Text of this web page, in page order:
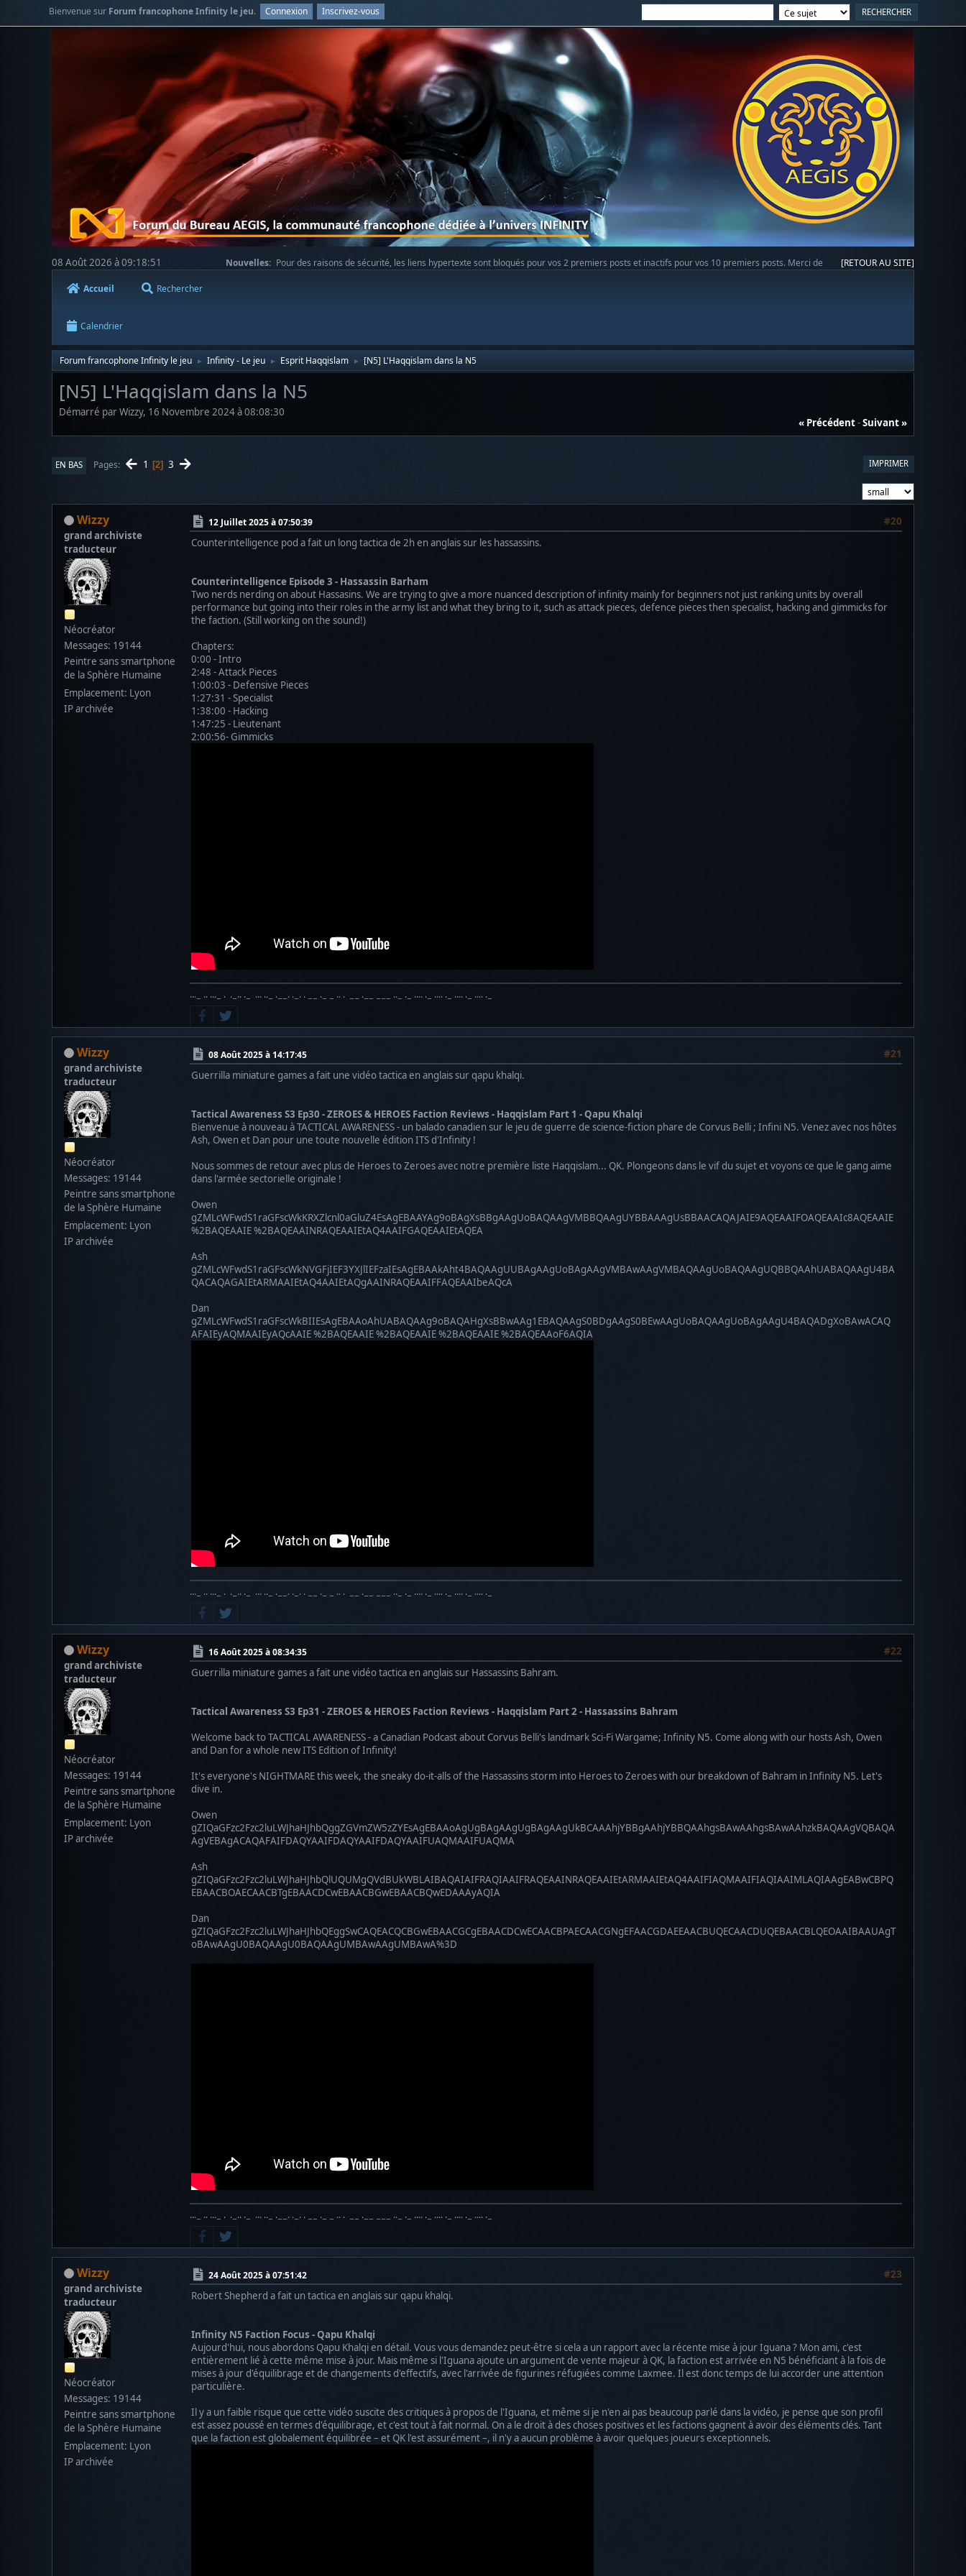
Bienvenue sur Forum francophone Infinity le jeu. Connexion Inscrivez-vous
[RETOUR AU SITE]
08 Août 2026 à 09:18:51 Nouvelles: Pour des raisons de sécurité, les liens hypertexte sont bloqués pour vos 2 premiers posts et inactifs pour vos 10 premiers posts. Merci de
Accueil
Rechercher
Calendrier
Forum francophone Infinity le jeu ► Infinity - Le jeu ► Esprit Haqqislam ► [N5] L'Haqqislam dans la N5
[N5] L'Haqqislam dans la N5
Démarré par Wizzy, 16 Novembre 2024 à 08:08:30
« Précédent-Suivant »
IMPRIMER
EN BAS Pages 1 2 3
Wizzy
grand archiviste
traducteur
Néocréator
Messages: 19144
Peintre sans smartphone
de la Sphère Humaine
Emplacement: Lyon
IP archivée
12 Juillet 2025 à 07:50:39
#20
Counterintelligence pod a fait un long tactica de 2h en anglais sur les hassassins.
Counterintelligence Episode 3 - Hassassin Barham
Two nerds nerding on about Hassasins. We are trying to give a more nuanced description of infinity mainly for beginners not just ranking units by overall
performance but going into their roles in the army list and what they bring to it, such as attack pieces, defence pieces then specialist, hacking and gimmicks for
the faction. (Still working on the sound!)
Chapters:
0:00 - Intro
2:48 - Attack Pieces
1:00:03 - Defensive Pieces
1:27:31 - Specialist
1:38:00 - Hacking
1:47:25 - Lieutenant
2:00:56- Gimmicks
···− ·· ···− · ·−·· ·− ··· ··− ·−−· ·−· · −− ·− − ·· · −− ·−− −−− ··− ·− ···· ·− ···· ·− ···· ·− ···· ·−
Wizzy
grand archiviste
traducteur
Néocréator
Messages: 19144
Peintre sans smartphone
de la Sphère Humaine
Emplacement: Lyon
IP archivée
08 Août 2025 à 14:17:45
#21
Guerrilla miniature games a fait une vidéo tactica en anglais sur qapu khalqi.
Tactical Awareness S3 Ep30 - ZEROES & HEROES Faction Reviews - Haqqislam Part 1 - Qapu Khalqi
Bienvenue à nouveau à TACTICAL AWARENESS - un balado canadien sur le jeu de guerre de science-fiction phare de Corvus Belli ; Infini N5. Venez avec nos hôtes
Ash, Owen et Dan pour une toute nouvelle édition ITS d'Infinity !
Nous sommes de retour avec plus de Heroes to Zeroes avec notre première liste Haqqislam... QK. Plongeons dans le vif du sujet et voyons ce que le gang aime
dans l'armée sectorielle originale !
Owen
gZMLcWFwdS1raGFscWkKRXZlcnl0aGluZ4EsAgEBAAYAg9oBAgXsBBgAAgUoBAQAAgVMBBQAAgUYBBAAAgUsBBAACAQAJAIE9AQEAAIFOAQEAAIc8AQEAAIE
%2BAQEAAIE %2BAQEAAINRAQEAAIEtAQ4AAIFGAQEAAIEtAQEA
Ash
gZMLcWFwdS1raGFscWkNVGFjIEF3YXJlIEFzaIEsAgEBAAkAht4BAQAAgUUBAgAAgUoBAgAAgVMBAwAAgVMBAQAAgUoBAQAAgUQBBQAAhUABAQAAgU4BA
QACAQAGAIEtARMAAIEtAQ4AAIEtAQgAAINRAQEAAIFFAQEAAIbeAQcA
Dan
gZMLcWFwdS1raGFscWkBIIEsAgEBAAoAhUABAQAAg9oBAQAHgXsBBwAAg1EBAQAAgS0BDgAAgS0BEwAAgUoBAQAAgUoBAgAAgU4BAQADgXoBAwACAQ
AFAIEyAQMAAIEyAQcAAIE %2BAQEAAIE %2BAQEAAIE %2BAQEAAIE %2BAQEAAoF6AQIA
···− ·· ···− · ·−·· ·− ··· ··− ·−−· ·−· · −− ·− − ·· · −− ·−− −−− ··− ·− ···· ·− ···· ·− ···· ·− ···· ·−
Wizzy
grand archiviste
traducteur
Néocréator
Messages: 19144
Peintre sans smartphone
de la Sphère Humaine
Emplacement: Lyon
IP archivée
16 Août 2025 à 08:34:35
#22
Guerrilla miniature games a fait une vidéo tactica en anglais sur Hassassins Bahram.
Tactical Awareness S3 Ep31 - ZEROES & HEROES Faction Reviews - Haqqislam Part 2 - Hassassins Bahram
Welcome back to TACTICAL AWARENESS - a Canadian Podcast about Corvus Belli's landmark Sci-Fi Wargame; Infinity N5. Come along with our hosts Ash, Owen
and Dan for a whole new ITS Edition of Infinity!
It's everyone's NIGHTMARE this week, the sneaky do-it-alls of the Hassassins storm into Heroes to Zeroes with our breakdown of Bahram in Infinity N5. Let's
dive in.
Owen
gZIQaGFzc2Fzc2luLWJhaHJhbQggZGVmZW5zZYEsAgEBAAoAgUgBAgAAgUgBAgAAgUkBCAAAhjYBBgAAhjYBBQAAhgsBAwAAhgsBAwAAhzkBAQAAgVQBAQA
AgVEBAgACAQAFAIFDAQYAAIFDAQYAAIFDAQYAAIFUAQMAAIFUAQMA
Ash
gZIQaGFzc2Fzc2luLWJhaHJhbQlUQUMgQVdBUkWBLAIBAQAIAIFRAQIAAIFRAQEAAINRAQEAAIEtARMAAIEtAQ4AAIFIAQMAAIFIAQIAAIMLAQIAAgEABwCBPQ
EBAACBOAECAACBTgEBAACDCwEBAACBGwEBAACBQwEDAAAyAQIA
Dan
gZIQaGFzc2Fzc2luLWJhaHJhbQEggSwCAQEACQCBGwEBAACGCgEBAACDCwECAACBPAECAACGNgEFAACGDAEEAACBUQECAACDUQEBAACBLQEOAAIBAAUAgT
oBAwAAgU0BAQAAgU0BAQAAgUMBAwAAgUMBAwA%3D
···− ·· ···− · ·−·· ·− ··· ··− ·−−· ·−· · −− ·− − ·· · −− ·−− −−− ··− ·− ···· ·− ···· ·− ···· ·− ···· ·−
Wizzy
grand archiviste
traducteur
Néocréator
Messages: 19144
Peintre sans smartphone
de la Sphère Humaine
Emplacement: Lyon
IP archivée
24 Août 2025 à 07:51:42
#23
Robert Shepherd a fait un tactica en anglais sur qapu khalqi.
Infinity N5 Faction Focus - Qapu Khalqi
Aujourd'hui, nous abordons Qapu Khalqi en détail. Vous vous demandez peut-être si cela a un rapport avec la récente mise à jour Iguana ? Mon ami, c'est
entièrement lié à cette même mise à jour. Mais même si l'Iguana ajoute un argument de vente majeur à QK, la faction est arrivée en N5 bénéficiant à la fois de
mises à jour d'équilibrage et de changements d'effectifs, avec l'arrivée de figurines réfugiées comme Laxmee. Il est donc temps de lui accorder une attention
particulière.
Il y a un faible risque que cette vidéo suscite des critiques à propos de l'Iguana, et même si je n'en ai pas beaucoup parlé dans la vidéo, je pense que son profil
est assez poussé en termes d'équilibrage, et c'est tout à fait normal. On a le droit à des choses positives et les factions gagnent à avoir des éléments clés. Tant
que la faction est globalement équilibrée – et QK l'est assurément –, il n'y a aucun problème à avoir quelques joueurs exceptionnels.